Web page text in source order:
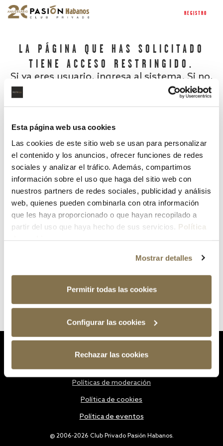
Esta página web usa cookies
Las cookies de este sitio web se usan para personalizar
el contenido y los anuncios, ofrecer funciones de redes
sociales y analizar el tráfico. Además, compartimos
información sobre el uso que haga del sitio web con
nuestros partners de redes sociales, publicidad y análisis
web, quienes pueden combinarla con otra información
que les haya proporcionado o que hayan recopilado a
partir del uso que haya hecho de sus servicios. Política
Mostrar detalles
Permitir todas las cookies
Configurar las cookies
Rechazar las cookies
REGISTRO
LA PÁGINA QUE HAS SOLICITADO
TIENE ACCESO RESTRINGIDO.
Si ya eres usuario, ingresa al sistema. Si no,
¿Has olvidado tu contraseña?
@ 2006-2026 Club Privado Pasión Habanos.
Políticas de moderación
Política de cookies
Política de eventos